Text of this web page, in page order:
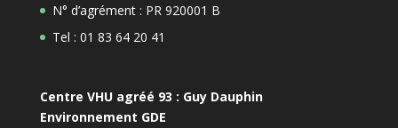
N° d’agrément : PR 920001 B
Tel : 01 83 64 20 41
Centre VHU agréé 93 : Guy Dauphin
Environnement GDE